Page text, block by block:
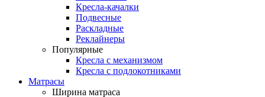
Кресла-качалки
Подвесные
Раскладные
Реклайнеры
Популярные
Кресла с механизмом
Кресла с подлокотниками
Матрасы
Ширина матраса